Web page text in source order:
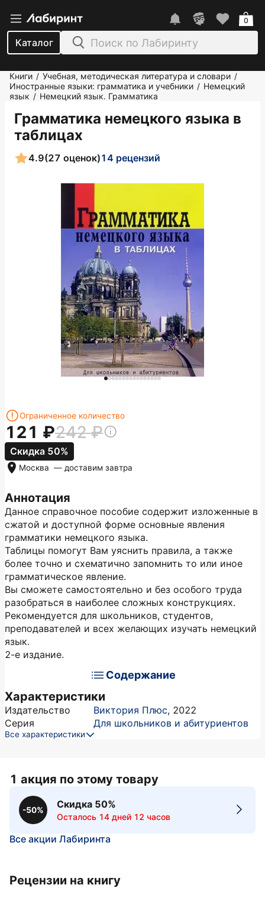
Каталог
0
Книги / Учебная, методическая литература и словари /
Иностранные языки: грамматика и учебники / Немецкий
язык / Немецкий язык. Грамматика
Грамматика немецкого языка в
таблицах
4.9(27 оценок)14 рецензий
Аннотация
Данное справочное пособие содержит изложенные в
сжатой и доступной форме основные явления
грамматики немецкого языка.
Таблицы помогут Вам уяснить правила, а также
более точно и схематично запомнить то или иное
грамматическое явление.
Вы сможете самостоятельно и без особого труда
разобраться в наиболее сложных конструкциях.
Рекомендуется для школьников, студентов,
преподавателей и всех желающих изучать немецкий
язык.
2-е издание.
Содержание
Характеристики
Издательство Виктория Плюс, 2022
Серия
Для школьников и абитуриентов
Все характеристики
Ограниченное количество
121 242
Скидка 50%
Москва — доставим завтра
1 акция по этому товару
-50%
Скидка 50%
Осталось 14 дней 12 часов
Все акции Лабиринта
Рецензии на книгу